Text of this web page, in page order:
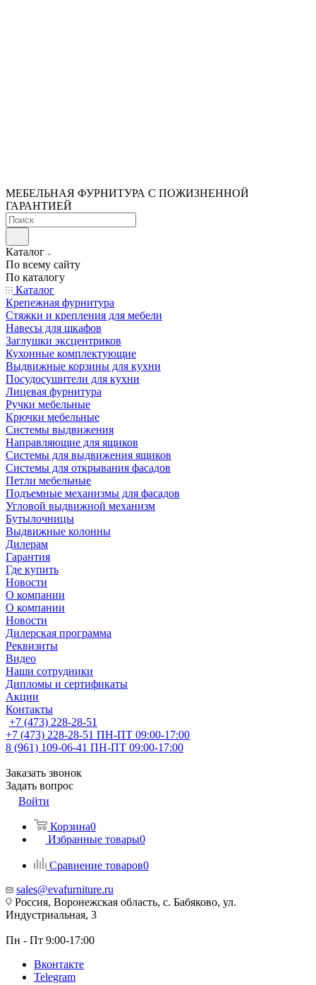
МЕБЕЛЬНАЯ ФУРНИТУРА С ПОЖИЗНЕННОЙ
ГАРАНТИЕЙ
Каталог
По всему сайту
По каталогу
Каталог
Крепежная фурнитура
Стяжки и крепления для мебели
Навесы для шкафов
Заглушки эксцентриков
Кухонные комплектующие
Выдвижные корзины для кухни
Посудосушители для кухни
Лицевая фурнитура
Ручки мебельные
Крючки мебельные
Системы выдвижения
Направляющие для ящиков
Системы для выдвижения ящиков
Системы для открывания фасадов
Петли мебельные
Подъемные механизмы для фасадов
Угловой выдвижной механизм
Бутылочницы
Выдвижные колонны
Дилерам
Гарантия
Где купить
Новости
О компании
О компании
Новости
Дилерская программа
Реквизиты
Видео
Наши сотрудники
Дипломы и сертификаты
Акции
Контакты
+7 (473) 228-28-51
+7 (473) 228-28-51 ПН-ПТ 09:00-17:00
8 (961) 109-06-41 ПН-ПТ 09:00-17:00
Заказать звонок
Задать вопрос
Войти
Корзина0
Избранные товары0
Сравнение товаров0
sales@evafurniture.ru
Россия, Воронежская область, с. Бабяково, ул.
Индустриальная, 3
Пн - Пт 9:00-17:00
Вконтакте
Telegram